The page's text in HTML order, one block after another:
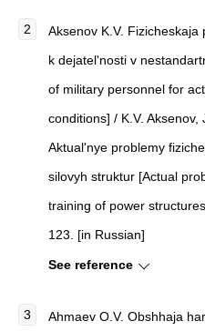
Aksenov K.V.
k dejatel'nosti v
of military personnel for
conditions] / K.V.
Aktual'nye problemy
silovyh struktur [Actual
training of power
123. [in Russian]
See reference
Ahmaev O.V. Obshhaja